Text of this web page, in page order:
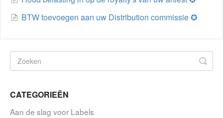
BTW toevoegen aan uw Distribution commissie ✪
CATEGORIEËN
Aan de slag voor Labels